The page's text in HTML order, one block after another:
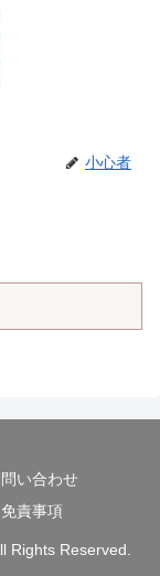
小心者
い合わせ
免責事項
Rights Reserved.